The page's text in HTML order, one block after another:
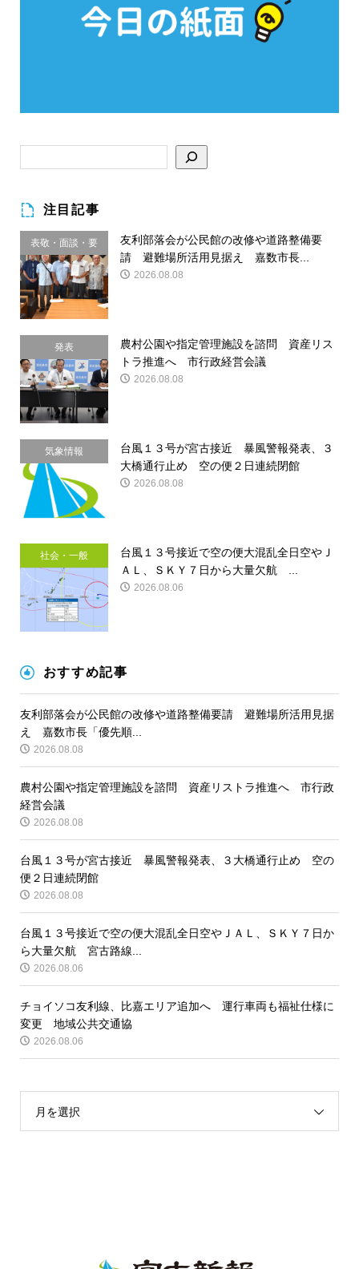
注目記事
表敬・面談・要
請
友利部落会が公民館の改修や道路整備要
請 避難場所活用見据え 嘉数市長...
2026.08.08
発表
農村公園や指定管理施設を諮問 資産リス
トラ推進へ 市行政経営会議
2026.08.08
気象情報
台風１３号が宮古接近 暴風警報発表、３
大橋通行止め 空の便２日連続閉館
2026.08.08
社会・一般
台風１３号接近で空の便大混乱全日空やＪ
ＡＬ、ＳＫＹ７日から大量欠航 ...
2026.08.06
おすすめ記事
友利部落会が公民館の改修や道路整備要請 避難場所活用見据
え 嘉数市長「優先順...
2026.08.08
農村公園や指定管理施設を諮問 資産リストラ推進へ 市行政
経営会議
2026.08.08
台風１３号が宮古接近 暴風警報発表、３大橋通行止め 空の
便２日連続閉館
2026.08.08
台風１３号接近で空の便大混乱全日空やＪＡＬ、ＳＫＹ７日か
ら大量欠航 宮古路線...
2026.08.06
チョイソコ友利線、比嘉エリア追加へ 運行車両も福祉仕様に
変更 地域公共交通協
2026.08.06
月を選択